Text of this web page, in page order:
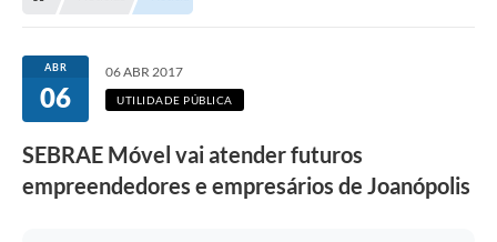
Transparência
Editais
Conselhos
ABR
06
06 ABR 2017
UTILIDADE PÚBLICA
SEBRAE Móvel vai atender futuros
empreendedores e empresários de Joanópolis